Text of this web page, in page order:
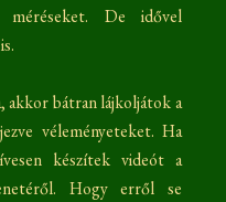
méréseket. De idővel
akkor bátran lájkoljátok a
véleményeteket. Ha
készítek videót a
Hogy erről se